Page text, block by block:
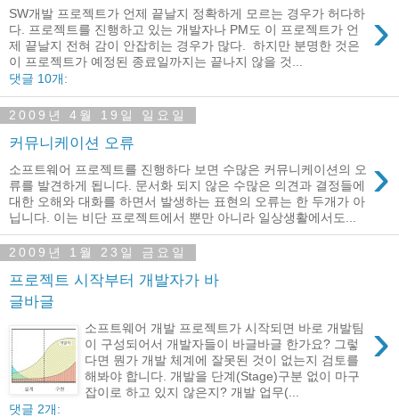
›
SW개발 프로젝트가 언제 끝날지 정확하게 모르는 경우가 허다하
다. 프로젝트를 진행하고 있는 개발자나 PM도 이 프로젝트가 언
제 끝날지 전혀 감이 안잡히는 경우가 많다. 하지만 분명한 것은
이 프로젝트가 예정된 종료일까지는 끝나지 않을 것...
댓글 10개:
2009년 4월 19일 일요일
커뮤니케이션 오류
›
소프트웨어 프로젝트를 진행하다 보면 수많은 커뮤니케이션의 오
류를 발견하게 됩니다. 문서화 되지 않은 수많은 의견과 결정들에
대한 오해와 대화를 하면서 발생하는 표현의 오류는 한 두개가 아
닙니다. 이는 비단 프로젝트에서 뿐만 아니라 일상생활에서도...
2009년 1월 23일 금요일
프로젝트 시작부터 개발자가 바
글바글
›
소프트웨어 개발 프로젝트가 시작되면 바로 개발팀
이 구성되어서 개발자들이 바글바글 한가요? 그렇
다면 뭔가 개발 체계에 잘못된 것이 없는지 검토를
해봐야 합니다. 개발을 단계(Stage)구분 없이 마구
잡이로 하고 있지 않은지? 개발 업무(...
댓글 2개: